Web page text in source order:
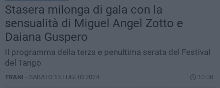
Stasera milonga di gala con la
sensualità di Miguel Angel Zotto e
Daiana Guspero
Il programma della terza e penultima serata del Festival
del Tango
TRANI - SABATO 13 LUGLIO 2024 10.08